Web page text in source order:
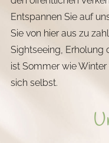
Entspannen Sie auf
Sie von hier aus zu
Sightseeing, Erholung
ist Sommer wie
sich selbst.